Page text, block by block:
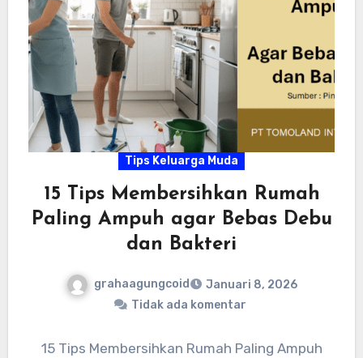
Tips Keluarga Muda
15 Tips Membersihkan Rumah
Paling Ampuh agar Bebas Debu
dan Bakteri
grahaagungcoid
Januari 8, 2026
Tidak ada komentar
15 Tips Membersihkan Rumah Paling Ampuh